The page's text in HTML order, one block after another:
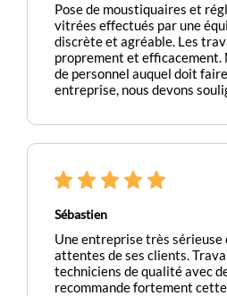
Pose de moustiquaires et
vitrées effectués par une
discrète et agréable. Les
proprement et efficacement.
de personnel auquel doit
entreprise, nous devons
Sébastien
Une entreprise très
attentes de ses clients.
techniciens de qualité avec
recommande fortement